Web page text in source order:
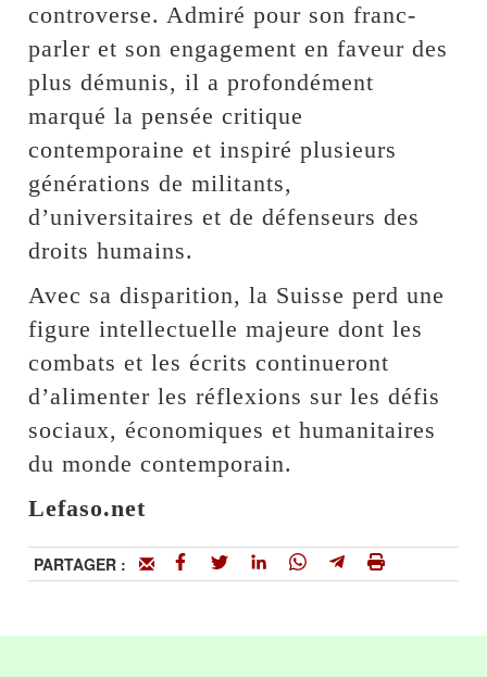
controverse. Admiré pour son franc-
parler et son engagement en faveur des
plus démunis, il a profondément
marqué la pensée critique
contemporaine et inspiré plusieurs
générations de militants,
d’universitaires et de défenseurs des
droits humains.
Avec sa disparition, la Suisse perd une
figure intellectuelle majeure dont les
combats et les écrits continueront
d’alimenter les réflexions sur les défis
sociaux, économiques et humanitaires
du monde contemporain.
Lefaso.net
PARTAGER :